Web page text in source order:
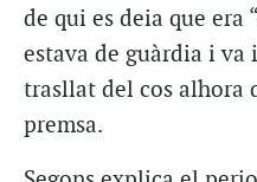
de qui es deia que era
estava de guàrdia i
trasllat del cos alhora
premsa.